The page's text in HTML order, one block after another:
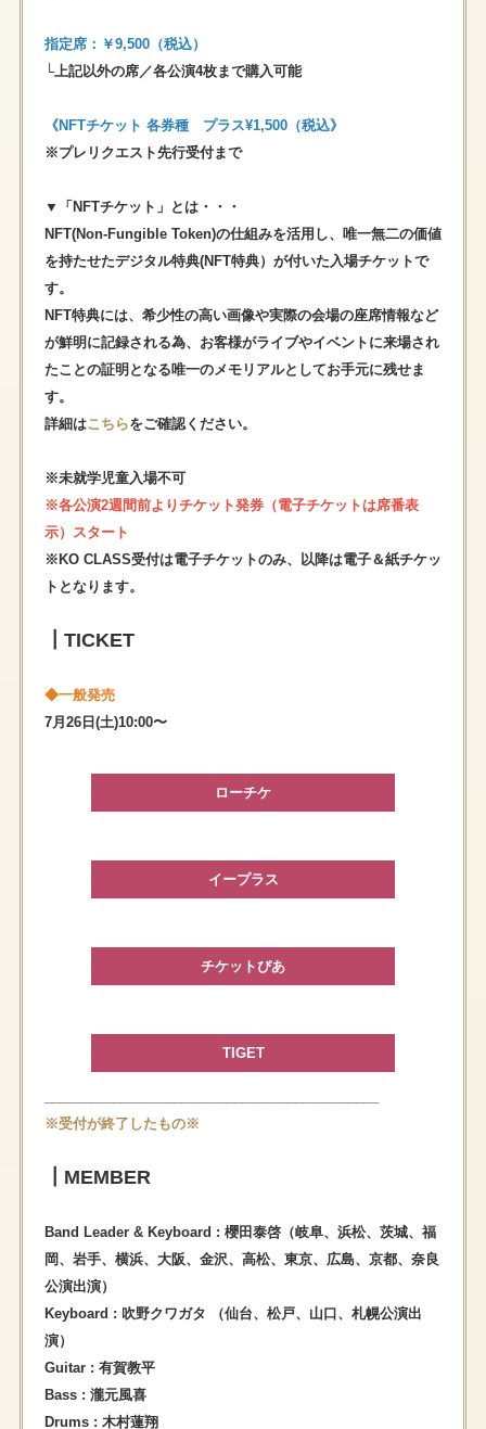
指定席：￥9,500（税込）
└上記以外の席／各公演4枚まで購入可能
《NFTチケット 各券種 プラス¥1,500（税込》
※プレリクエスト先行受付まで
▼「NFTチケット」とは・・・
NFT(Non-Fungible Token)の仕組みを活用し、唯一無二の価値
を持たせたデジタル特典(NFT特典）が付いた入場チケットで
す。
NFT特典には、希少性の高い画像や実際の会場の座席情報など
が鮮明に記録される為、お客様がライブやイベントに来場され
たことの証明となる唯一のメモリアルとしてお手元に残せま
す。
詳細はこちらをご確認ください。
※未就学児童入場不可
※各公演2週間前よりチケット発券（電子チケットは席番表
示）スタート
※KO CLASS受付は電⼦チケットのみ、以降は電⼦＆紙チケッ
トとなります。
┃TICKET
◆⼀般発売
7⽉26⽇(⼟)10:00〜
ローチケ
イープラス
チケットぴあ
TIGET
※受付が終了したもの※
┃MEMBER
Band Leader & Keyboard : 櫻田泰啓（岐阜、浜松、茨城、福
岡、岩手、横浜、大阪、金沢、高松、東京、広島、京都、奈良
公演出演）
Keyboard : 吹野クワガタ （仙台、松戸、山口、札幌公演出
演）
Guitar : 有賀教平
Bass : 瀧元風喜
Drums : 木村蓮翔